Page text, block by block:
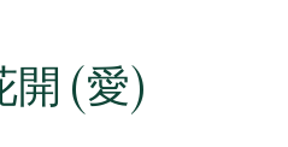
開 (愛)